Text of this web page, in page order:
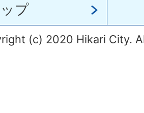
プ
(c) 2020 Hikari City.